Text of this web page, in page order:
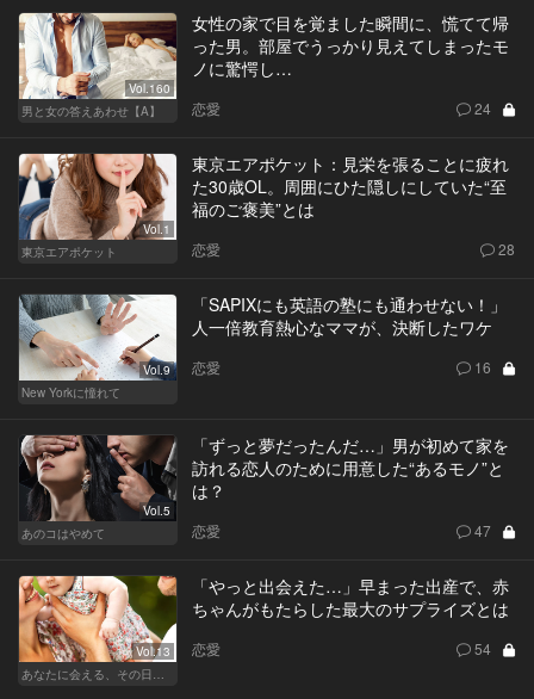
Vol.160
男と女の答えあわせ【A】
女性の家で目を覚ました瞬間に、慌てて帰
った男。部屋でうっかり見えてしまったモ
ノに驚愕し…
恋愛 24
Vol.1
東京エアポケット
東京エアポケット：見栄を張ることに疲れ
た30歳OL。周囲にひた隠しにしていた“至
福のご褒美”とは
恋愛 28
Vol.9
New Yorkに憧れて
「SAPIXにも英語の塾にも通わせない！」
人一倍教育熱心なママが、決断したワケ
恋愛 16
Vol.5
あのコはやめて
「ずっと夢だったんだ…」男が初めて家を
訪れる恋人のために用意した“あるモノ”と
は？
恋愛 47
Vol.13
あなたに会える、その日まで
「やっと出会えた…」早まった出産で、赤
ちゃんがもたらした最大のサプライズとは
恋愛 54